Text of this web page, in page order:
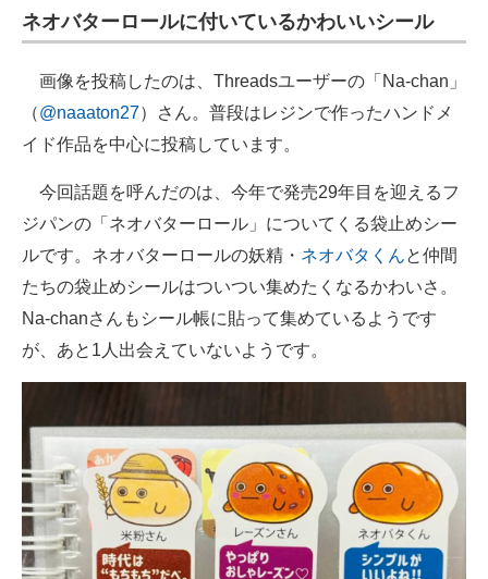
ネオバターロールに付いているかわいいシール
画像を投稿したのは、Threadsユーザーの「Na-chan」
（@naaaton27）さん。普段はレジンで作ったハンドメ
イド作品を中心に投稿しています。
今回話題を呼んだのは、今年で発売29年目を迎えるフ
ジパンの「ネオバターロール」についてくる袋止めシー
ルです。ネオバターロールの妖精・ ネオバタくんと仲間
たちの袋止めシールはついつい集めたくなるかわいさ。
Na-chanさんもシール帳に貼って集めているようです
が、あと1人出会えていないようです。